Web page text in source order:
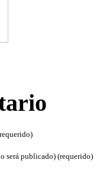
será publicado) (requerido)